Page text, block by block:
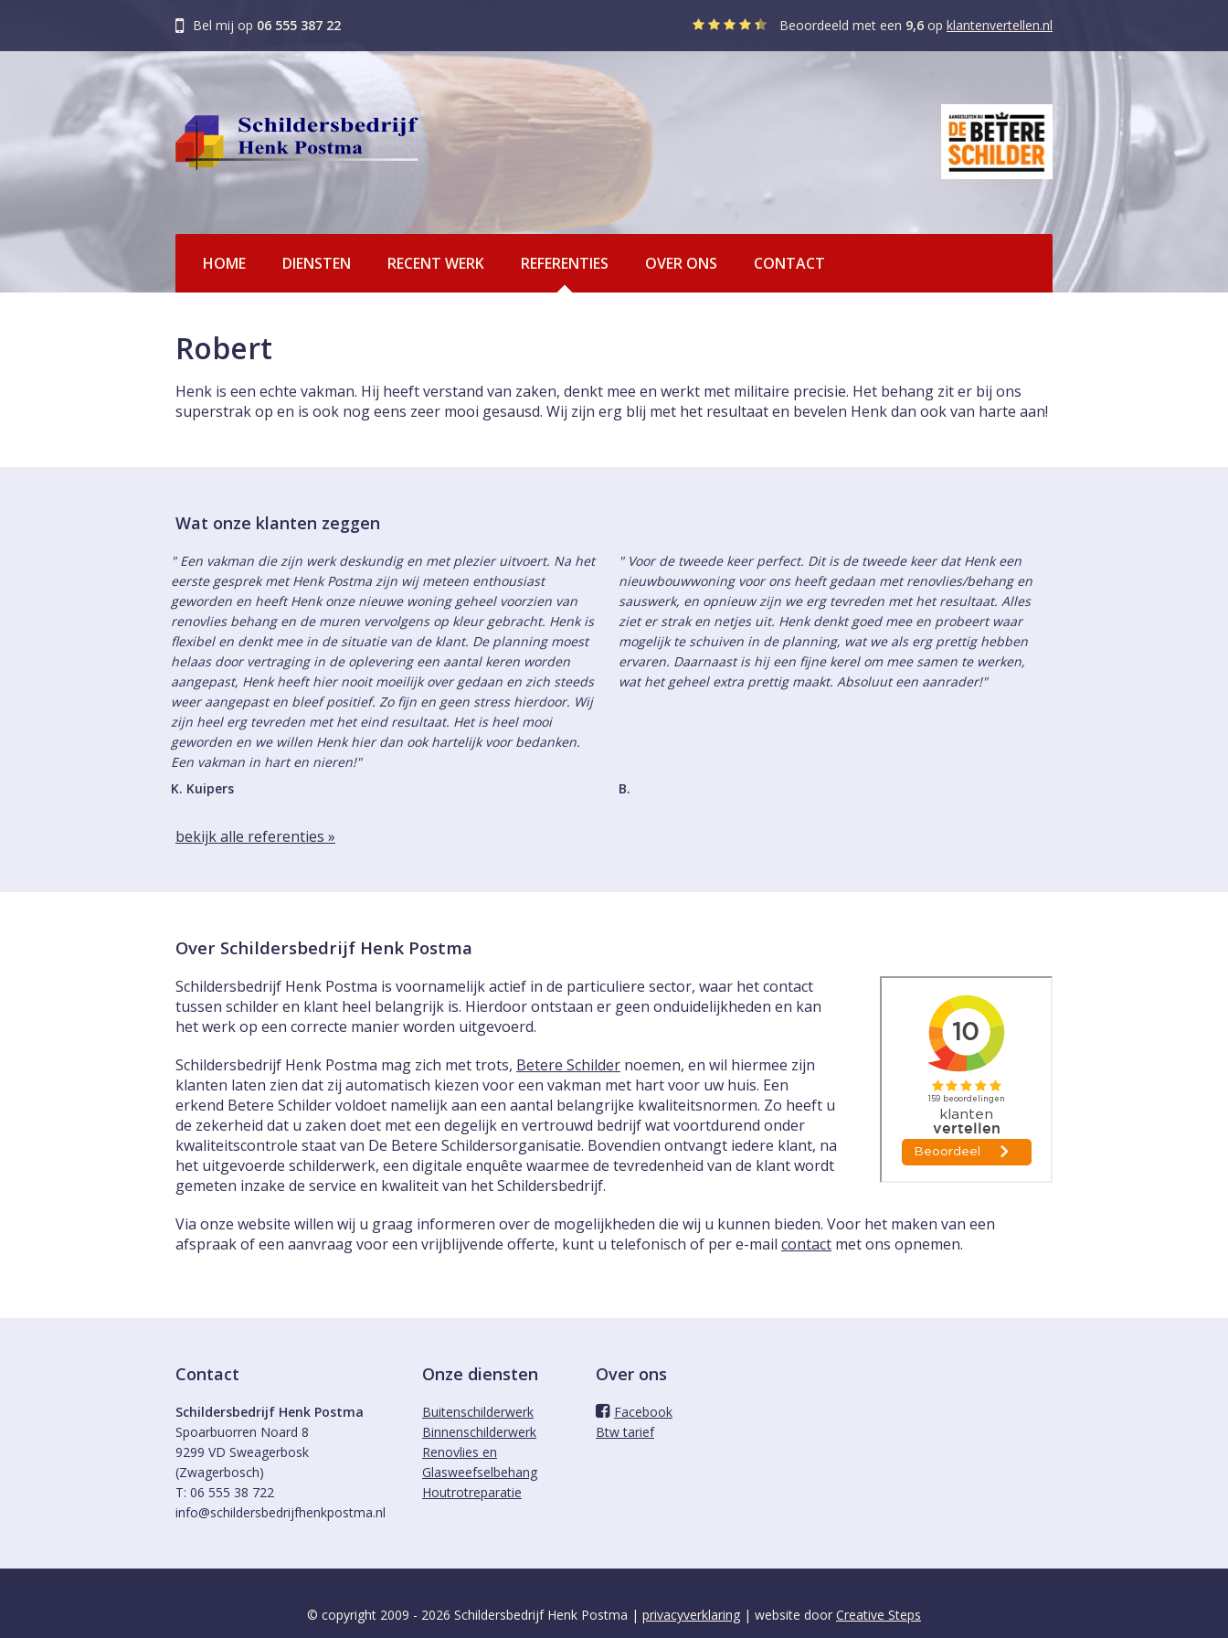
Bel mij op 06 555 387 22 Beoordeeld met een 9,6 op klantenvertellen.nl
HOME DIENSTEN RECENT WERK REFERENTIES OVER ONS CONTACT
Robert
Henk is een echte vakman. Hij heeft verstand van zaken, denkt mee en werkt met militaire precisie. Het behang zit er bij ons
superstrak op en is ook nog eens zeer mooi gesausd. Wij zijn erg blij met het resultaat en bevelen Henk dan ook van harte aan!
Wat onze klanten zeggen
" Een vakman die zijn werk deskundig en met plezier uitvoert. Na het
eerste gesprek met Henk Postma zijn wij meteen enthousiast
geworden en heeft Henk onze nieuwe woning geheel voorzien van
renovlies behang en de muren vervolgens op kleur gebracht. Henk is
flexibel en denkt mee in de situatie van de klant. De planning moest
helaas door vertraging in de oplevering een aantal keren worden
aangepast, Henk heeft hier nooit moeilijk over gedaan en zich steeds
weer aangepast en bleef positief. Zo fijn en geen stress hierdoor. Wij
zijn heel erg tevreden met het eind resultaat. Het is heel mooi
geworden en we willen Henk hier dan ook hartelijk voor bedanken.
Een vakman in hart en nieren!"
K. Kuipers
" Voor de tweede keer perfect. Dit is de tweede keer dat Henk een
nieuwbouwwoning voor ons heeft gedaan met renovlies/behang en
sauswerk, en opnieuw zijn we erg tevreden met het resultaat. Alles
ziet er strak en netjes uit. Henk denkt goed mee en probeert waar
mogelijk te schuiven in de planning, wat we als erg prettig hebben
ervaren. Daarnaast is hij een fijne kerel om mee samen te werken,
wat het geheel extra prettig maakt. Absoluut een aanrader!"
B.
bekijk alle referenties »
Over Schildersbedrijf Henk Postma
Schildersbedrijf Henk Postma is voornamelijk actief in de particuliere sector, waar het contact
tussen schilder en klant heel belangrijk is. Hierdoor ontstaan er geen onduidelijkheden en kan
het werk op een correcte manier worden uitgevoerd.
Schildersbedrijf Henk Postma mag zich met trots, Betere Schilder noemen, en wil hiermee zijn
klanten laten zien dat zij automatisch kiezen voor een vakman met hart voor uw huis. Een
erkend Betere Schilder voldoet namelijk aan een aantal belangrijke kwaliteitsnormen. Zo heeft u
de zekerheid dat u zaken doet met een degelijk en vertrouwd bedrijf wat voortdurend onder
kwaliteitscontrole staat van De Betere Schildersorganisatie. Bovendien ontvangt iedere klant, na
het uitgevoerde schilderwerk, een digitale enquête waarmee de tevredenheid van de klant wordt
gemeten inzake de service en kwaliteit van het Schildersbedrijf.
Via onze website willen wij u graag informeren over de mogelijkheden die wij u kunnen bieden. Voor het maken van een
afspraak of een aanvraag voor een vrijblijvende offerte, kunt u telefonisch of per e-mail contact met ons opnemen.
Contact
Schildersbedrijf Henk Postma
Spoarbuorren Noard 8
9299 VD Sweagerbosk
(Zwagerbosch)
T: 06 555 38 722
info@schildersbedrijfhenkpostma.nl
Onze diensten
Buitenschilderwerk
Binnenschilderwerk
Renovlies en
Glasweefselbehang
Houtrotreparatie
Over ons
Facebook
Btw tarief
© copyright 2009 - 2026 Schildersbedrijf Henk Postma | privacyverklaring | website door Creative Steps